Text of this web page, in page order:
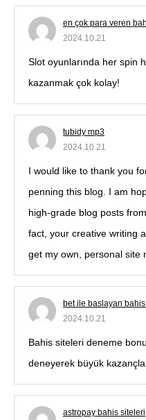
en çok para veren
2024.10.21
Slot oyunlarında her spin
kazanmak çok kolay!
tubidy mp3
2024.10.21
I would like to thank you
penning this blog. I am
high-grade blog posts
fact, your creative writing
get my own, personal site
bet ile baslayan
2024.10.21
Bahis siteleri deneme
deneyerek büyük
astropay bahis siteleri